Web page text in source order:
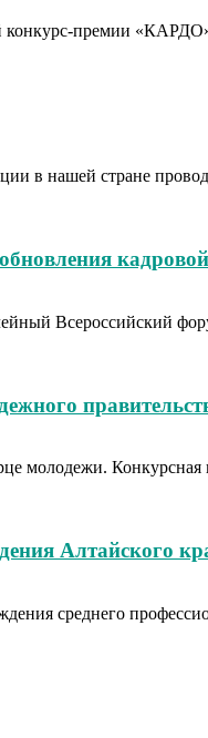
премии
в нашей стране
Всероссийский
молодежи.
Алтайского
среднего